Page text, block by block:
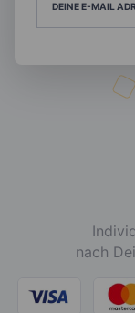
DEINE E-MAIL
nach